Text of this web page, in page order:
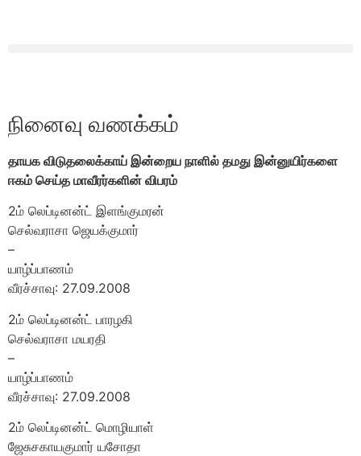
நினைவு வணக்கம்
தாயக விடுதலைக்காய் இன்றைய நாளில் தமது இன்னுயிர்களை
ஈகம் செய்த மாவீரர்களின் விபரம்
2ம் லெப்டினன்ட் இளங்குமரன்
செல்வராசா ஜெயக்குமார்
–
யாழ்ப்பாணம்
வீரச்சாவு: 27.09.2008
2ம் லெப்டினன்ட் பாரழகி
செல்வராசா மயரதி
–
யாழ்ப்பாணம்
வீரச்சாவு: 27.09.2008
2ம் லெப்டினன்ட் மொழியாள்
ஜேசுசகாயகுமார் யசோதா